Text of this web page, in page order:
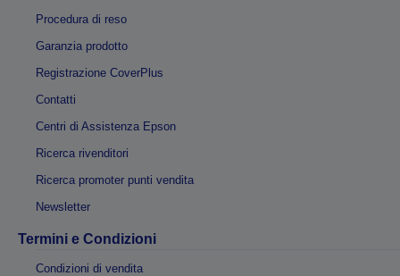
Procedura di reso
Garanzia prodotto
Registrazione CoverPlus
Contatti
Centri di Assistenza Epson
Ricerca rivenditori
Ricerca promoter punti vendita
Newsletter
Termini e Condizioni
Condizioni di vendita